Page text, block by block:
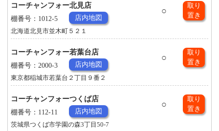
コーチャンフォー北見店
○
取り
置き
棚番号：1012-5 店内地図
北海道北見市並木町５２１
コーチャンフォー若葉台店
○
取り
置き
棚番号：2000-3 店内地図
東京都稲城市若葉台２丁目９番２
コーチャンフォーつくば店
○
取り
置き
棚番号：112-11 店内地図
茨城県つくば市学園の森3丁目50-7